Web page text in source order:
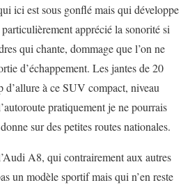
ici est sous gonflé mais qui développe
apprécié la sonorité si
qui chante, dommage que l’on ne
d’échappement. Les jantes de 20
d’allure à ce SUV compact, niveau
pratiquement je ne pourrais
sur des petites routes nationales.
A8, qui contrairement aux autres
un modèle sportif mais qui n’en reste